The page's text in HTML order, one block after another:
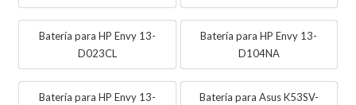
Batería para HP Envy 13-
D023CL
Batería para HP Envy 13-
D104NA
Batería para HP Envy 13-
Batería para Asus K53SV-